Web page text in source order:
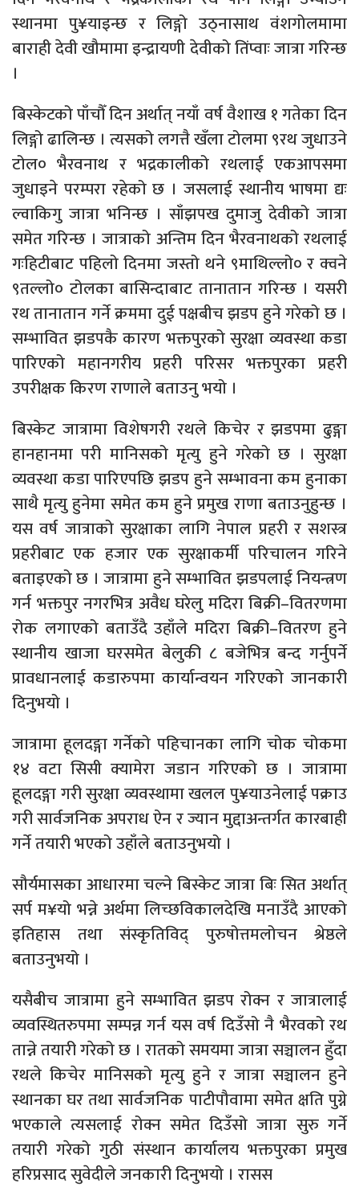
स्थानमा पु¥याइन्छ र लिङ्गो उठ्नासाथ वंशगोलमामा
बाराही देवी खौमामा इन्द्रायणी देवीको तिंप्वाः जात्रा गरिन्छ
।
बिस्केटको पाँचौँ दिन अर्थात् नयाँ वर्ष वैशाख १ गतेका दिन
लिङ्गो ढालिन्छ । त्यसको लगत्तै खँला टोलमा ९रथ जुधाउने
टोल० भैरवनाथ र भद्रकालीको रथलाई एकआपसमा
जुधाइने परम्परा रहेको छ । जसलाई स्थानीय भाषमा द्यः
ल्वाकिगु जात्रा भनिन्छ । साँझपख दुमाजु देवीको जात्रा
समेत गरिन्छ । जात्राको अन्तिम दिन भैरवनाथको रथलाई
गःहिटीबाट पहिलो दिनमा जस्तो थने ९माथिल्लो० र क्वने
९तल्लो० टोलका बासिन्दाबाट तानातान गरिन्छ । यसरी
रथ तानातान गर्ने क्रममा दुई पक्षबीच झडप हुने गरेको छ ।
सम्भावित झडपकै कारण भक्तपुरको सुरक्षा व्यवस्था कडा
पारिएको महानगरीय प्रहरी परिसर भक्तपुरका प्रहरी
उपरीक्षक किरण राणाले बताउनु भयो ।
बिस्केट जात्रामा विशेषगरी रथले किचेर र झडपमा ढुङ्गा
हानहानमा परी मानिसको मृत्यु हुने गरेको छ । सुरक्षा
व्यवस्था कडा पारिएपछि झडप हुने सम्भावना कम हुनाका
साथै मृत्यु हुनेमा समेत कम हुने प्रमुख राणा बताउनुहुन्छ ।
यस वर्ष जात्राको सुरक्षाका लागि नेपाल प्रहरी र सशस्त्र
प्रहरीबाट एक हजार एक सुरक्षाकर्मी परिचालन गरिने
बताइएको छ । जात्रामा हुने सम्भावित झडपलाई नियन्त्रण
गर्न भक्तपुर नगरभित्र अवैध घरेलु मदिरा बिक्री–वितरणमा
रोक लगाएको बताउँदै उहाँले मदिरा बिक्री–वितरण हुने
स्थानीय खाजा घरसमेत बेलुकी ८ बजेभित्र बन्द गर्नुपर्ने
प्रावधानलाई कडारुपमा कार्यान्वयन गरिएको जानकारी
दिनुभयो ।
जात्रामा हूलदङ्गा गर्नेको पहिचानका लागि चोक चोकमा
१४ वटा सिसी क्यामेरा जडान गरिएको छ । जात्रामा
हूलदङ्गा गरी सुरक्षा व्यवस्थामा खलल पु¥याउनेलाई पक्राउ
गरी सार्वजनिक अपराध ऐन र ज्यान मुद्दाअन्तर्गत कारबाही
गर्ने तयारी भएको उहाँले बताउनुभयो ।
सौर्यमासका आधारमा चल्ने बिस्केट जात्रा बिः सित अर्थात्
सर्प म¥यो भन्ने अर्थमा लिच्छविकालदेखि मनाउँदै आएको
इतिहास तथा संस्कृतिविद् पुरुषोत्तमलोचन श्रेष्ठले
बताउनुभयो ।
यसैबीच जात्रामा हुने सम्भावित झडप रोक्न र जात्रालाई
व्यवस्थितरुपमा सम्पन्न गर्न यस वर्ष दिउँसो नै भैरवको रथ
तान्ने तयारी गरेको छ । रातको समयमा जात्रा सञ्चालन हुँदा
रथले किचेर मानिसको मृत्यु हुने र जात्रा सञ्चालन हुने
स्थानका घर तथा सार्वजनिक पाटीपौवामा समेत क्षति पुग्ने
भएकाले त्यसलाई रोक्न समेत दिउँसो जात्रा सुरु गर्ने
तयारी गरेको गुठी संस्थान कार्यालय भक्तपुरका प्रमुख
हरिप्रसाद सुवेदीले जनकारी दिनुभयो । रासस